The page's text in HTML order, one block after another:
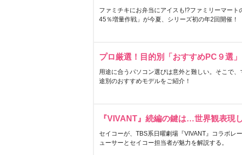
ファミチキにお弁当にアイスも!?ファミリーマート
45％増量作戦」が今夏、シリーズ初の年2回開催！
プロ厳選！目的別「おすすめPC９選
用途に合うパソコン選びは意外と難しい。そこで
途別のおすすめモデルをご紹介！
『VIVANT』続編の鍵は…世界観表現
セイコーが、TBS系日曜劇場『VIVANT』コラボレ
ューサーとセイコー担当者が魅力を解説する。